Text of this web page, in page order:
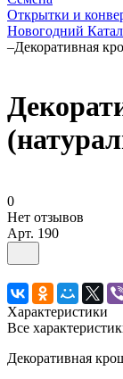
Открытки и
Новогодний
–Декоративная
0
Нет отзывов
Арт. 190
Характеристики
Все
Декоративная